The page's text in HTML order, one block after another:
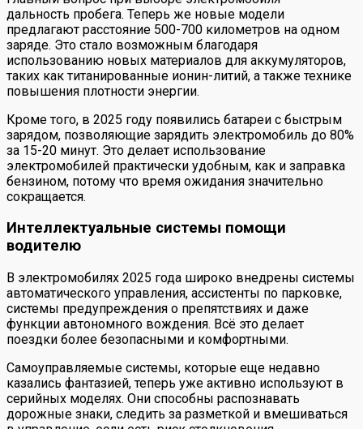
дальность пробега. Теперь же новые модели
предлагают расстояние 500-700 километров на одном
заряде. Это стало возможным благодаря
использованию новых материалов для аккумуляторов,
таких как титанированные ионин-литий, а также технике
повышения плотности энергии.
Кроме того, в 2025 году появились батареи с быстрым
зарядом, позволяющие зарядить электромобиль до 80%
за 15-20 минут. Это делает использование
электромобилей практически удобным, как и заправка
бензином, потому что время ожидания значительно
сокращается.
Интеллектуальные системы помощи
водителю
В электромобилях 2025 года широко внедрены системы
автоматического управления, ассистенты по парковке,
системы предупреждения о препятствиях и даже
функции автономного вождения. Всё это делает
поездки более безопасными и комфортными.
Самоуправляемые системы, которые еще недавно
казались фантазией, теперь уже активно используют в
серийных моделях. Они способны распознавать
дорожные знаки, следить за разметкой и вмешиваться